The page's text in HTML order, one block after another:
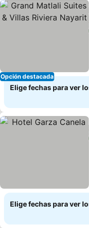
Opción destacada
Elige fechas para ver
Elige fechas para ver